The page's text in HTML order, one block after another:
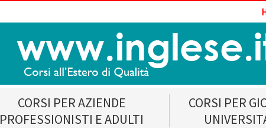
CORSI PER AZIENDE
PROFESSIONISTI E ADULTI
CORSI PER